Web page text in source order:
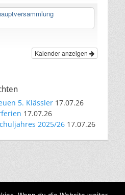
Kalender anzeigen
5. Klässler 17.07.26
17.07.26
2025/26 17.07.26